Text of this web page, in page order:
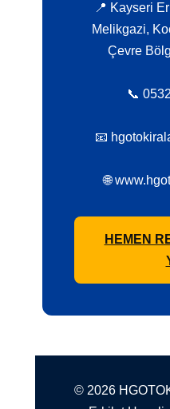
📍 Kayseri
Melikgazi,
Çevre
📞
📧
🌐
HEMEN
© 2026